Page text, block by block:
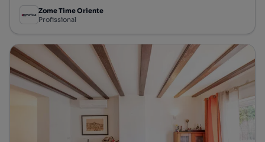
Zome Time Oriente
Profissional